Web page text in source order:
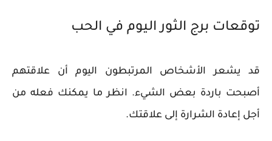
توقعات برج الثور اليوم في الحب
قد يشعر الأشخاص المرتبطون اليوم أن علاقتهم
أصبحت باردة بعض الشيء. انظر ما يمكنك فعله من
أجل إعادة الشرارة إلى علاقتك.